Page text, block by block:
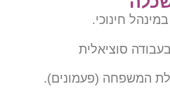
חינוכי.
סוציאלית
המשפחה (פעמונים).